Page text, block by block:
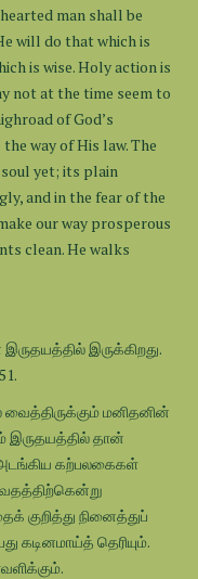
man shall be
will do that which is
is wise. Holy action is
not at the time seem to
of God’s
way of His law. The
yet; its plain
and in the fear of the
our way prosperous
clean. He walks
இருக்கிறது.
மனிதனின்
இருதயத்தில் தான்
கற்பலகைகள்
குறித்து நினைத்துப்
கடினமாய்த் தெரியும்.